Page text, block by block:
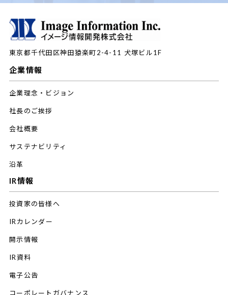
東京都千代田区神田猿楽町2-4-11 犬塚ビル1F
企業情報
企業理念・ビジョン
社長のご挨拶
会社概要
サステナビリティ
沿革
IR情報
投資家の皆様へ
IRカレンダー
開示情報
IR資料
電子公告
コーポレートガバナンス